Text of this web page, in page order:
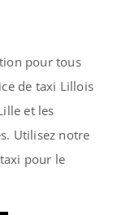
pour tous
de taxi Lillois
et les
Utilisez notre
pour le